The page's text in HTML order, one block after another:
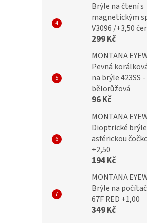
Brýle na čtení s
magnetickým
V3096 /+3,50
299 Kč
MONTANA
Pevná
na brýle 423SS -
bělorůžová
96 Kč
MONTANA
Dioptrické
asférickou
+2,50
194 Kč
MONTANA
Brýle na
67F RED +1,00
349 Kč
PIXEL CAT.0
Party brýle
oranžové
199 Kč
99 Kč